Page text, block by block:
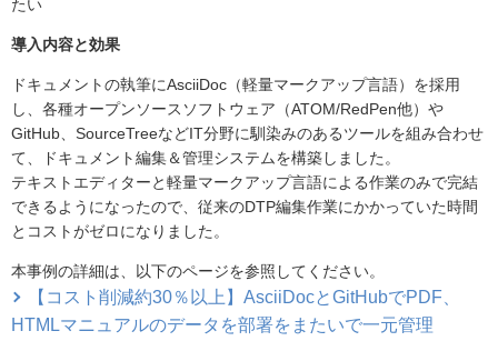
たい
導入内容と効果
ドキュメントの執筆にAsciiDoc（軽量マークアップ言語）を採用
し、各種オープンソースソフトウェア（ATOM/RedPen他）や
GitHub、SourceTreeなどIT分野に馴染みのあるツールを組み合わせ
て、ドキュメント編集＆管理システムを構築しました。
テキストエディターと軽量マークアップ言語による作業のみで完結
できるようになったので、従来のDTP編集作業にかかっていた時間
とコストがゼロになりました。
本事例の詳細は、以下のページを参照してください。
【コスト削減約30％以上】AsciiDocとGitHubでPDF、
HTMLマニュアルのデータを部署をまたいで一元管理